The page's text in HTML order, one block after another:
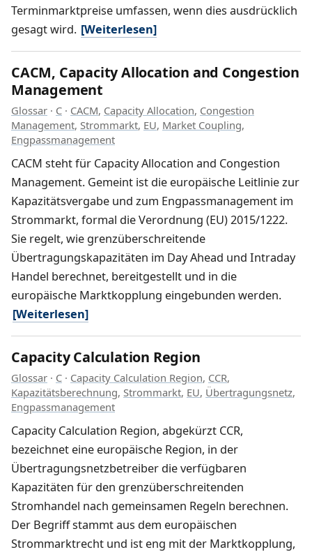
Terminmarktpreise umfassen, wenn dies ausdrücklich
gesagt wird. [Weiterlesen]
CACM, Capacity Allocation and Congestion
Management
Glossar · C · CACM, Capacity Allocation, Congestion
Management, Strommarkt, EU, Market Coupling,
Engpassmanagement
CACM steht für Capacity Allocation and Congestion
Management. Gemeint ist die europäische Leitlinie zur
Kapazitätsvergabe und zum Engpassmanagement im
Strommarkt, formal die Verordnung (EU) 2015/1222.
Sie regelt, wie grenzüberschreitende
Übertragungskapazitäten im Day Ahead und Intraday
Handel berechnet, bereitgestellt und in die
europäische Marktkopplung eingebunden werden.
[Weiterlesen]
Capacity Calculation Region
Glossar · C · Capacity Calculation Region, CCR,
Kapazitätsberechnung, Strommarkt, EU, Übertragungsnetz,
Engpassmanagement
Capacity Calculation Region, abgekürzt CCR,
bezeichnet eine europäische Region, in der
Übertragungsnetzbetreiber die verfügbaren
Kapazitäten für den grenzüberschreitenden
Stromhandel nach gemeinsamen Regeln berechnen.
Der Begriff stammt aus dem europäischen
Strommarktrecht und ist eng mit der Marktkopplung,